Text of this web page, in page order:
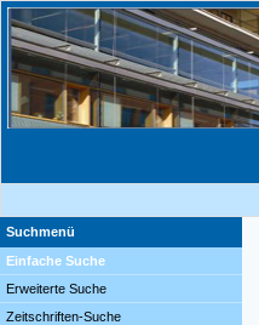
Suchmenü
Einfache Suche
Erweiterte Suche
Zeitschriften-Suche